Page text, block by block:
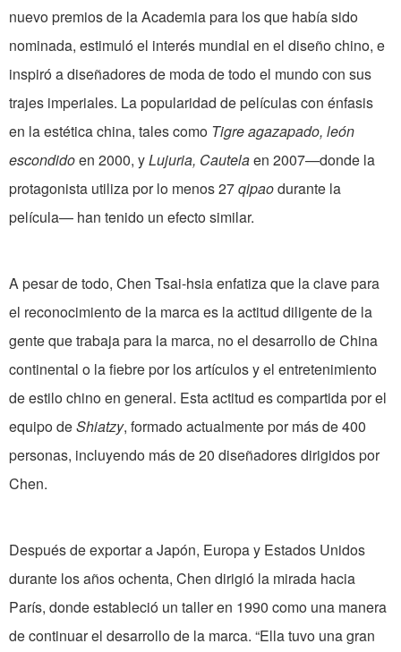
nuevo premios de la Academia para los que había sido
nominada, estimuló el interés mundial en el diseño chino, e
inspiró a diseñadores de moda de todo el mundo con sus
trajes imperiales. La popularidad de películas con énfasis
en la estética china, tales como Tigre agazapado, león
escondidoen 2000, yLujuria, Cautelaen 2007—donde la
protagonista utiliza por lo menos 27qipaodurante la
película— han tenido un efecto similar.
A pesar de todo, Chen Tsai-hsia enfatiza que la clave para
el reconocimiento de la marca es la actitud diligente de la
gente que trabaja para la marca, no el desarrollo de China
continental o la fiebre por los artículos y el entretenimiento
de estilo chino en general. Esta actitud es compartida por el
equipo deShiatzy, formado actualmente por más de 400
personas, incluyendo más de 20 diseñadores dirigidos por
Chen.
Después de exportar a Japón, Europa y Estados Unidos
durante los años ochenta, Chen dirigió la mirada hacia
París, donde estableció un taller en 1990 como una manera
de continuar el desarrollo de la marca. “Ella tuvo una gran